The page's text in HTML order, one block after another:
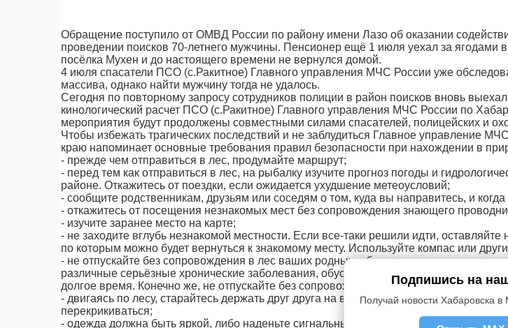
Обращение поступило от ОМВД России по району имени Лазо об оказании
проведении поисков 70-летнего мужчины. Пенсионер ещё 1 июля уехал за ягодами
посёлка Мухен и до настоящего времени не вернулся домой.
4 июля спасатели ПСО (с.Ракитное) Главного управления МЧС России уже
массива, однако найти мужчину тогда не удалось.
Сегодня по повторному запросу сотрудников полиции в район поисков вновь
кинологический расчет ПСО (с.Ракитное) Главного управления МЧС России по
мероприятия будут продолжены совместными силами спасателей, полицейских и
Чтобы избежать трагических последствий и не заблудиться Главное управление
краю напоминает основные требования правил безопасности при нахождении в
- прежде чем отправиться в лес, продумайте маршрут;
- перед тем как отправиться в лес, на рыбалку изучите прогноз погоды и
районе. Откажитесь от поездки, если ожидается ухудшение метеоусловий;
- сообщите родственникам, друзьям или соседям о том, куда вы направитесь, и когда
- откажитесь от посещения незнакомых мест без сопровождения знающего
- изучите заранее место на карте;
- не заходите вглубь незнакомой местности. Если все-таки решили идти,
по которым можно будет вернуться к знакомому месту. Используйте компас или
- не отпускайте без сопровождения в лес ваших родных и близких, если это -
различные серьёзные хронические заболевания, обуславливающие какие-либо
долгое время. Конечно же, не отпускайте без сопровождения и детей;
- двигаясь по лесу, старайтесь держать друг друга на виду, не уходить далеко от
перекрикиваться;
- одежда должна быть яркой, либо наденьте сигнальный жилет яркого цвета;
Подпишись на
Получай новости Хабаровска в